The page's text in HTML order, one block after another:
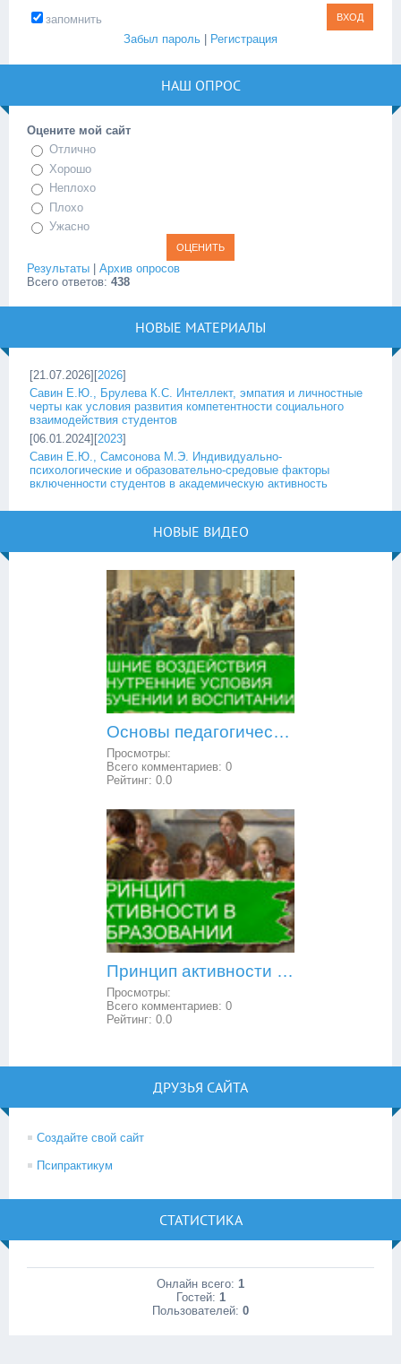
запомнить
Забыл пароль
Регистрация
НАШ ОПРОС
Оцените мой сайт
Отлично
Хорошо
Неплохо
Плохо
Ужасно
Результаты
Архив опросов
Всего ответов: 438
НОВЫЕ МАТЕРИАЛЫ
[21.07.2026][2026]
Савин Е.Ю., Брулева К.С. Интеллект, эмпатия и личностные
черты как условия развития компетентности социального
взаимодействия студентов
[06.01.2024][2023]
Савин Е.Ю., Самсонова М.Э. Индивидуально-
психологические и образовательно-средовые факторы
включенности студентов в академическую активность
НОВЫЕ ВИДЕО
Основы педагогической психологии: внешние воздействия и внутренние условия в обучении и воспитании
Просмотры:
Всего комментариев: 0
Рейтинг: 0.0
Принцип активности в образовании
Просмотры:
Всего комментариев: 0
Рейтинг: 0.0
ДРУЗЬЯ САЙТА
Создайте свой сайт
Псипрактикум
СТАТИСТИКА
Онлайн всего: 1
Гостей: 1
Пользователей: 0